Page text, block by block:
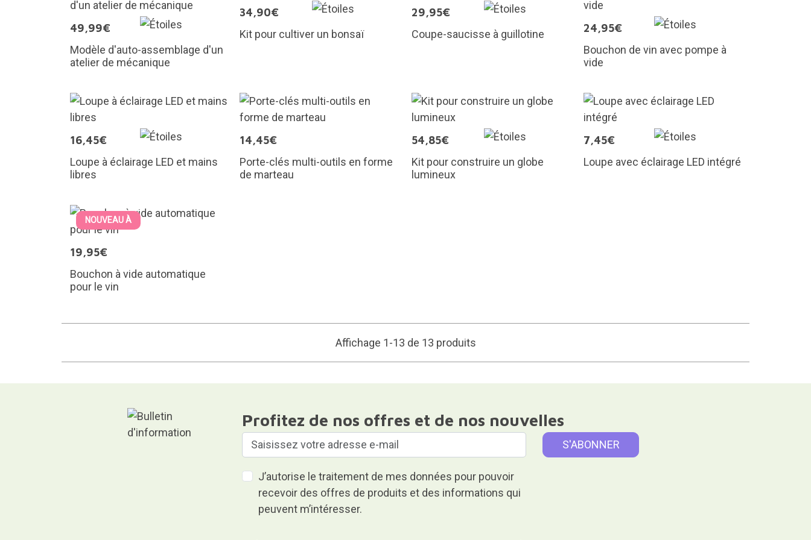
49,99€
Modèle d'auto-assemblage d'un
atelier de mécanique
34,90€
Kit pour cultiver un bonsaï
29,95€
Coupe-saucisse à guillotine
24,95€
Bouchon de vin avec pompe à
vide
16,45€
Loupe à éclairage LED et mains
libres
14,45€
Porte-clés multi-outils en forme
de marteau
54,85€
Kit pour construire un globe
lumineux
7,45€
Loupe avec éclairage LED intégré
NOUVEAU À
19,95€
Bouchon à vide automatique
pour le vin
Affichage 1-13 de 13 produits
Profitez de nos offres et de nos nouvelles
J’autorise le traitement de mes données pour pouvoir
recevoir des offres de produits et des informations qui
peuvent m’intéresser.